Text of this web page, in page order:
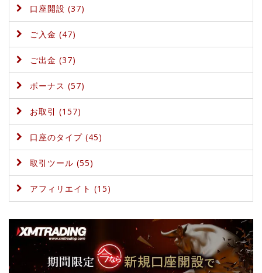
口座開設 (37)
ご入金 (47)
ご出金 (37)
ボーナス (57)
お取引 (157)
口座のタイプ (45)
取引ツール (55)
アフィリエイト (15)